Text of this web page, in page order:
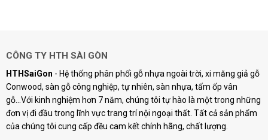
CÔNG TY HTH SÀI GÒN
HTHSaiGon - Hệ thống phân phối gỗ nhựa ngoài trời, xi măng giả gỗ
Conwood, sàn gỗ công nghiệp, tự nhiên, sàn nhựa, tấm ốp vân
gỗ...Với kinh nghiệm hơn 7 năm, chúng tôi tự hào là một trong những
đơn vị đi đầu trong lĩnh vực trang trí nội ngoại thất. Tất cả sản phẩm
của chúng tôi cung cấp đều cam kết chính hãng, chất lượng.